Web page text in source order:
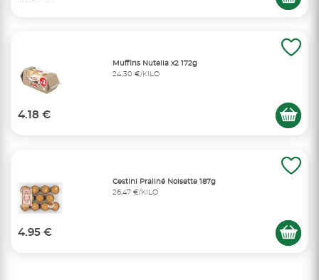
Muffins Nutella x2 172g
24,30 €/KILO
4.18 €
Cestini Praliné Noisette 187g
26,47 €/KILO
4.95 €